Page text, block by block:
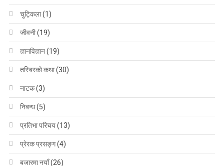
चुट्किला(1)
जीवनी(19)
ज्ञानविज्ञान(19)
तस्बिरको कथा(30)
नाटक(3)
निबन्ध(5)
प्रतिभा परिचय(13)
प्रेरक प्रसङ्ग(4)
बजारमा नयाँ(26)